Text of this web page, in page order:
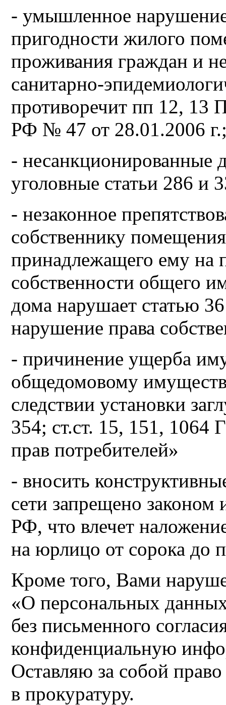
- умышленное
пригодности жилого
проживания граждан и
санитарно-
противоречит пп 12, 13
РФ № 47 от 28.01.2006
- несанкционированные
уголовные статьи 286
- незаконное
собственнику
принадлежащего ему на
собственности общего
дома нарушает статью
нарушение права
- причинение ущерба
общедомовому
следствии установки
354; ст.ст. 15, 151, 1064
прав потребителей»
- вносить
сети запрещено
РФ, что влечет
на юрлицо от сорока до
Кроме того, Вами
«О персональных
без письменного
конфиденциальную
Оставляю за собой
в прокуратуру.